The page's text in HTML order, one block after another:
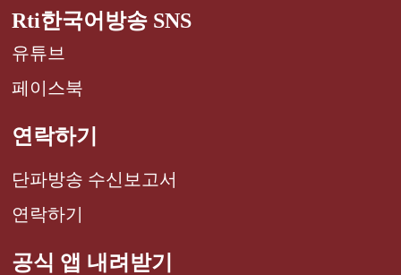
Rti한국어방송 SNS
유튜브
페이스북
연락하기
단파방송 수신보고서
연락하기
공식 앱 내려받기